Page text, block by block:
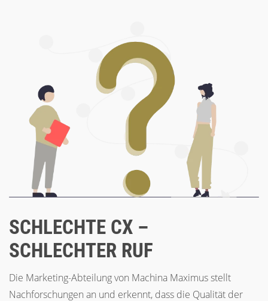
SCHLECHTE CX –
SCHLECHTER RUF
Die Marketing-Abteilung von Machina Maximus stellt
Nachforschungen an und erkennt, dass die Qualität der